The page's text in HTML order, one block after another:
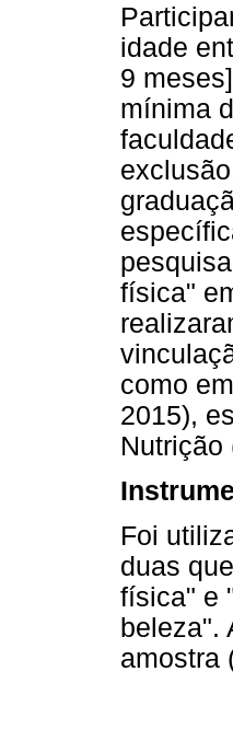
idade
9
mínima
física"
como
2015),
Nutrição
Foi
duas
física" e
beleza".
amostra